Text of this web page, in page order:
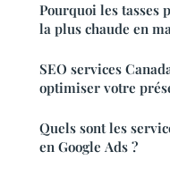
Pourquoi les tasses
la plus chaude en
SEO services
optimiser votre
Quels sont les services
en Google Ads ?